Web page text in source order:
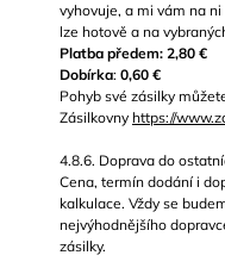
vyhovuje, a mi vám na
lze hotově a na
Platba předem: 2,80 €
Dobírka: 0,60 €
Pohyb své zásilky
Zásilkovny https://
4.8.6. Doprava do
Cena, termín dodání i
kalkulace. Vždy se
nejvýhodnějšího
zásilky.